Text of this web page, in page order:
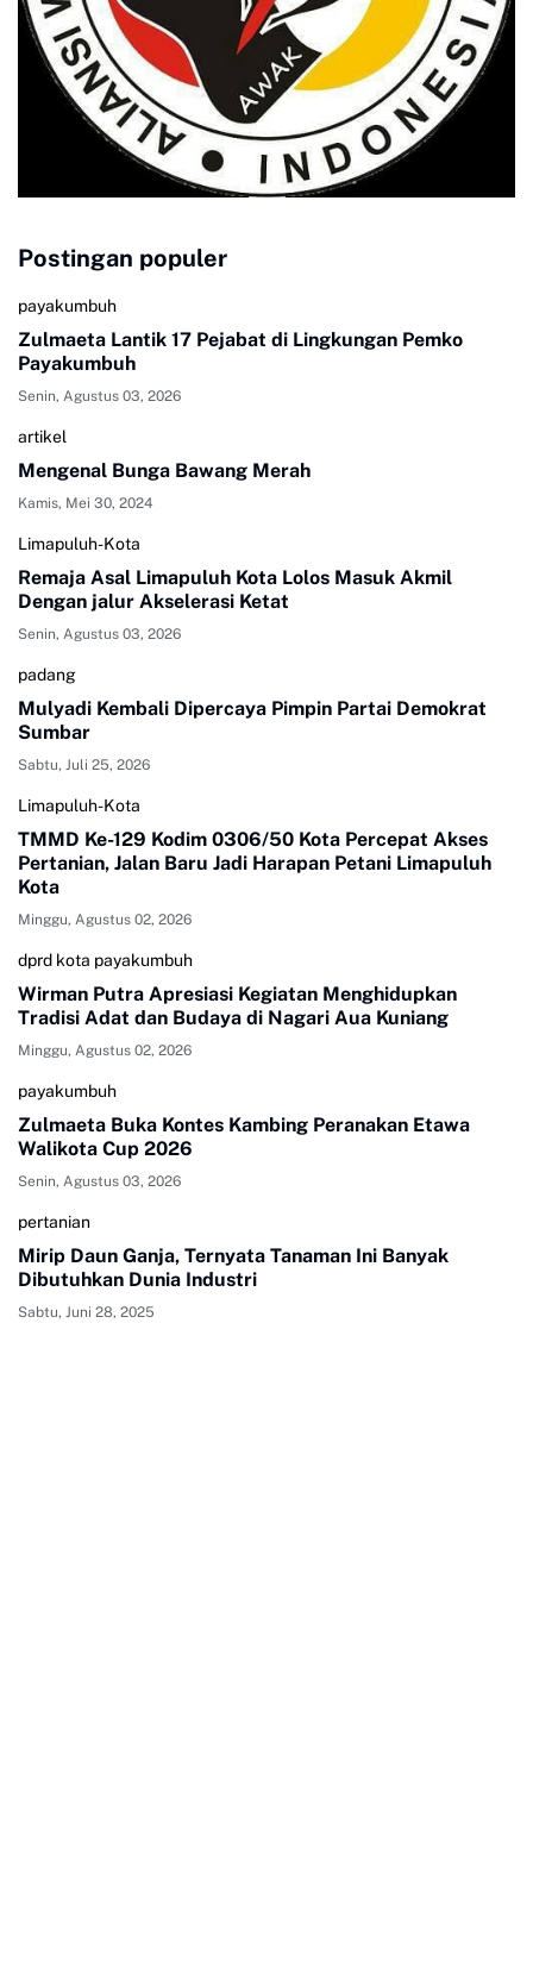
Postingan populer
payakumbuh
Zulmaeta Lantik 17 Pejabat di Lingkungan Pemko
Payakumbuh
Senin, Agustus 03, 2026
artikel
Mengenal Bunga Bawang Merah
Kamis, Mei 30, 2024
Limapuluh-Kota
Remaja Asal Limapuluh Kota Lolos Masuk Akmil
Dengan jalur Akselerasi Ketat
Senin, Agustus 03, 2026
padang
Mulyadi Kembali Dipercaya Pimpin Partai Demokrat
Sumbar
Sabtu, Juli 25, 2026
Limapuluh-Kota
TMMD Ke-129 Kodim 0306/50 Kota Percepat Akses
Pertanian, Jalan Baru Jadi Harapan Petani Limapuluh
Kota
Minggu, Agustus 02, 2026
dprd kota payakumbuh
Wirman Putra Apresiasi Kegiatan Menghidupkan
Tradisi Adat dan Budaya di Nagari Aua Kuniang
Minggu, Agustus 02, 2026
payakumbuh
Zulmaeta Buka Kontes Kambing Peranakan Etawa
Walikota Cup 2026
Senin, Agustus 03, 2026
pertanian
Mirip Daun Ganja, Ternyata Tanaman Ini Banyak
Dibutuhkan Dunia Industri
Sabtu, Juni 28, 2025